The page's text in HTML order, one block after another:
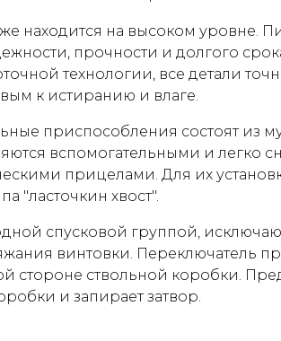
находится на высоком уровне.
прочности и долгого
технологии, все детали
к истиранию и влаге.
приспособления состоят из
вспомогательными и легко
прицелами. Для их
"ласточкин хвост".
спусковой группой,
винтовки. Переключатель
стороне ствольной коробки.
и запирает затвор.